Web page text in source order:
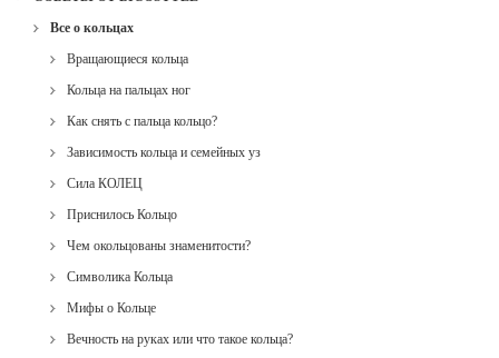
Все о кольцах
Вращающиеся кольца
Кольца на пальцах ног
Как снять с пальца кольцо?
Зависимость кольца и семейных уз
Сила КОЛЕЦ
Приснилось Кольцо
Чем окольцованы знаменитости?
Символика Кольца
Мифы о Кольце
Вечность на руках или что такое кольца?